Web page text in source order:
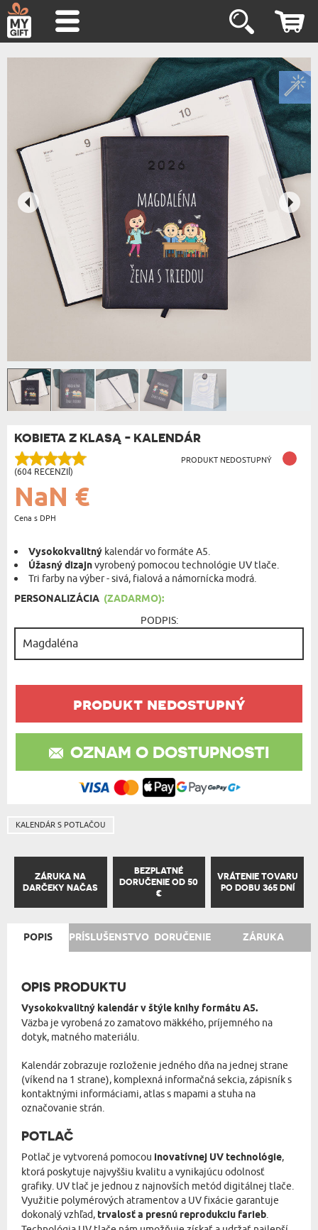
KOBIETA Z KLASĄ - KALENDÁR
(604 RECENZIÍ)
PRODUKT NEDOSTUPNÝ
NaN €
Cena s DPH
Vysokokvalitný kalendár vo formáte A5.
Úžasný dizajnvyrobený pomocou technológie UV tlače.
Tri farby na výber - sivá, fialová a námornícka modrá.
PERSONALIZÁCIA (ZADARMO):
PODPIS:
produkt nedostupný
OZNAM O DOSTUPNOSTI
KALENDÁR S POTLAČOU
ZÁRUKA NA
DARČEKY NAČAS
BEZPLATNÉ
DORUČENIE OD 50
€
VRÁTENIE TOVARU
PO DOBU 365 DNÍ
POPIS PRÍSLUŠENSTVO DORUČENIE ZÁRUKA
OPIS PRODUKTU
Vysokokvalitný kalendár v štýle knihy formátu A5.
Väzba je vyrobená zo zamatovo mäkkého, príjemného na
dotyk, matného materiálu.
Kalendár zobrazuje rozloženie jedného dňa na jednej strane
(víkend na 1 strane), komplexná informačná sekcia, zápisník s
kontaktnými informáciami, atlas s mapami a stuha na
označovanie strán.
POTLAČ
Potlač je vytvorená pomocou inovatívnej UV technológie,
ktorá poskytuje najvyššiu kvalitu a vynikajúcu odolnosť
grafiky. UV tlač je jednou z najnovších metód digitálnej tlače.
Využitie polymérových atramentov a UV fixácie garantuje
dokonalý vzhľad, trvalosť a presnú reprodukciu farieb